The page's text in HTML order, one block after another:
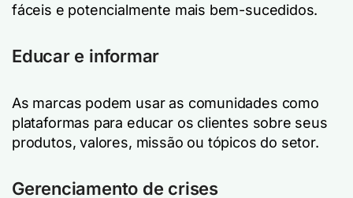
fáceis e potencialmente mais bem-sucedidos.
Educar e informar
As marcas podem usar as comunidades como
plataformas para educar os clientes sobre seus
produtos, valores, missão ou tópicos do setor.
Gerenciamento de crises